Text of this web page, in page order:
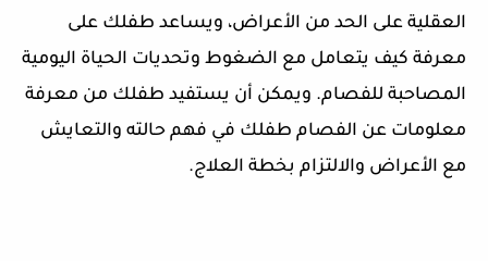
العقلية على الحد من الأعراض، ويساعد طفلك على
معرفة كيف يتعامل مع الضغوط وتحديات الحياة اليومية
المصاحبة للفصام. ويمكن أن يستفيد طفلك من معرفة
معلومات عن الفصام طفلك في فهم حالته والتعايش
مع الأعراض والالتزام بخطة العلاج.